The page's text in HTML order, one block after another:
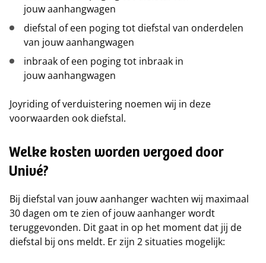
jouw aanhangwagen
diefstal of een poging tot diefstal van onderdelen
van jouw aanhangwagen
inbraak of een poging tot inbraak in
jouw aanhangwagen
Joyriding of verduistering noemen wij in deze
voorwaarden ook diefstal.
Welke kosten worden vergoed door
Univé?
Bij diefstal van jouw aanhanger wachten wij maximaal
30 dagen om te zien of jouw aanhanger wordt
teruggevonden. Dit gaat in op het moment dat jij de
diefstal bij ons meldt. Er zijn 2 situaties mogelijk: